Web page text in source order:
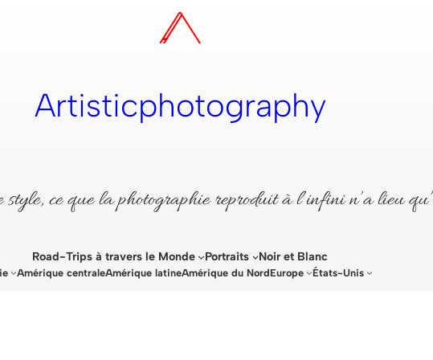
Artisticphotography
ce que la photographie reproduit à l’infini n’a lieu
Road-Trips à travers le Monde Portraits Noir et Blanc
Amérique centraleAmérique latineAmérique du NordEurope États-Unis